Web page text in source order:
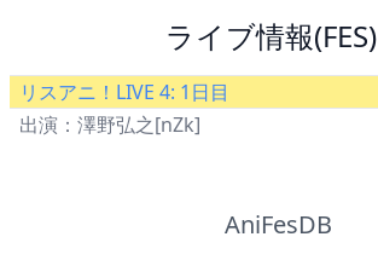
ライブ情報(FES)
リスアニ！LIVE 4: 1日目
出演：澤野弘之[nZk]
AniFesDB